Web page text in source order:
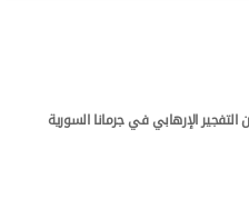
التفجير الإرهابي في جرمانا السورية